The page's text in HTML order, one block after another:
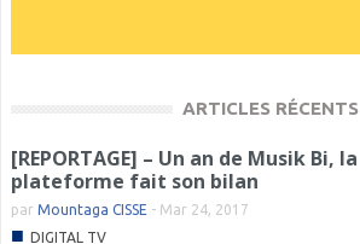
ARTICLES RÉCENTS
[REPORTAGE] – Un an de Musik Bi, la
plateforme fait son bilan
par Mountaga CISSE - Mar 24, 2017
■ DIGITAL TV